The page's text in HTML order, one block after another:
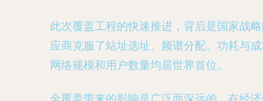
此次覆盖工程的快速推进，背后是国家战
应商克服了站址选址、频谱分配、功耗与
网络规模和用户数量均居世界首位。